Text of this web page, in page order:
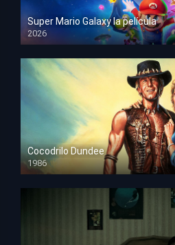
Super Mario Galaxy la película
2026
HD 1080p
Cocodrilo Dundee
1986
HD 1080p